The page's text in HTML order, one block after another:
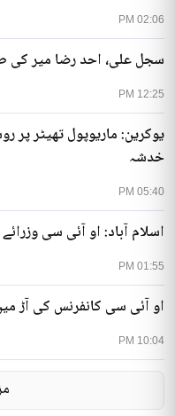
02:06 PM
12:25 PM
سجل علی، احد رضا میر کی
05:40 PM
خدشہ
01:55 PM
اسلام آباد: او آئی سی
10:04 PM
او آئی سی کانفرنس کی آڑ